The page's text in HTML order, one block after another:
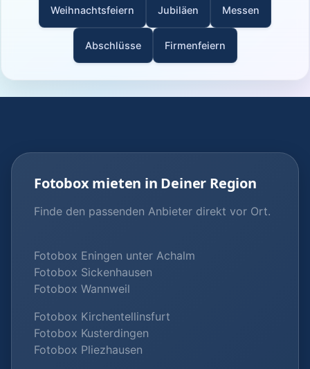
Weihnachtsfeiern Jubiläen Messen
Abschlüsse Firmenfeiern
Fotobox mieten in Deiner Region
Finde den passenden Anbieter direkt vor Ort.
Fotobox Eningen unter Achalm
Fotobox Sickenhausen
Fotobox Wannweil
Fotobox Kirchentellinsfurt
Fotobox Kusterdingen
Fotobox Pliezhausen